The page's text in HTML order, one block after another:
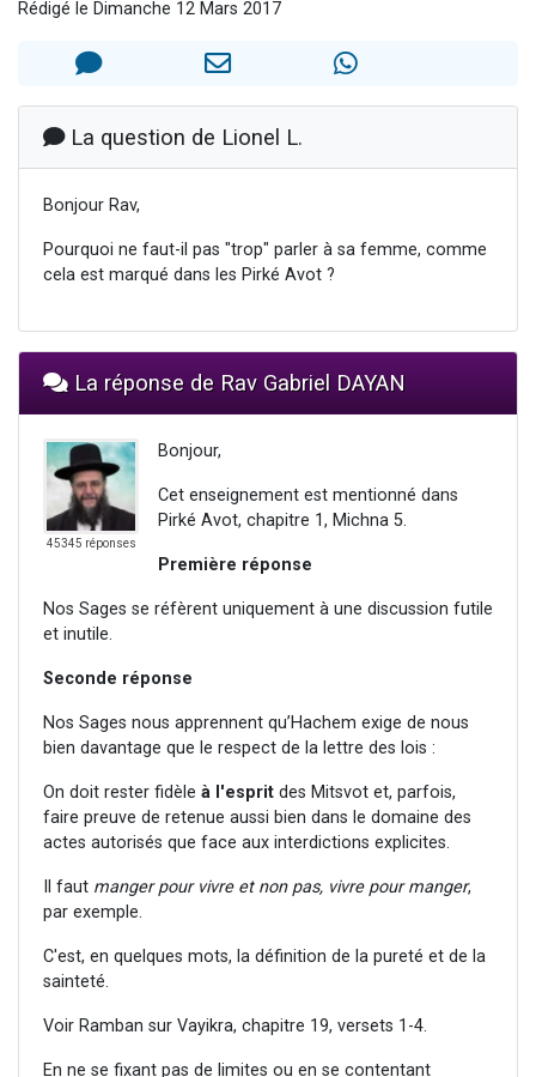
30 personnes viennent de faire un don pour Sauvez la jambe de Yohan
12 nouvelles musiques dans Torah-Box Music
29 personnes viennent de demander une bénédiction
Rédigé le Dimanche 12 Mars 2017
La question de Lionel L.
Bonjour Rav,
Pourquoi ne faut-il pas "trop" parler à sa femme, comme
cela est marqué dans les Pirké Avot ?
La réponse de Rav Gabriel DAYAN
45345 réponses
Bonjour,
Cet enseignement est mentionné dans
Pirké Avot, chapitre 1, Michna 5.
Première réponse
Nos Sages se réfèrent uniquement à une discussion futile
et inutile.
Seconde réponse
Nos Sages nous apprennent qu’Hachem exige de nous
bien davantage que le respect de la lettre des lois :
On doit rester fidèle à l'esprit des Mitsvot et, parfois,
faire preuve de retenue aussi bien dans le domaine des
actes autorisés que face aux interdictions explicites.
Il faut manger pour vivre et non pas, vivre pour manger,
par exemple.
C'est, en quelques mots, la définition de la pureté et de la
sainteté.
Voir Ramban sur Vayikra, chapitre 19, versets 1-4.
En ne se fixant pas de limites ou en se contentant